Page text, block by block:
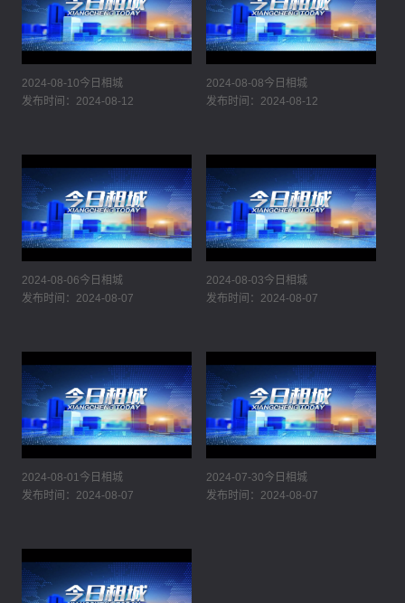
2024-08-10今日相城
发布时间：2024-08-12
2024-08-08今日相城
发布时间：2024-08-12
2024-08-06今日相城
发布时间：2024-08-07
2024-08-03今日相城
发布时间：2024-08-07
2024-08-01今日相城
发布时间：2024-08-07
2024-07-30今日相城
发布时间：2024-08-07